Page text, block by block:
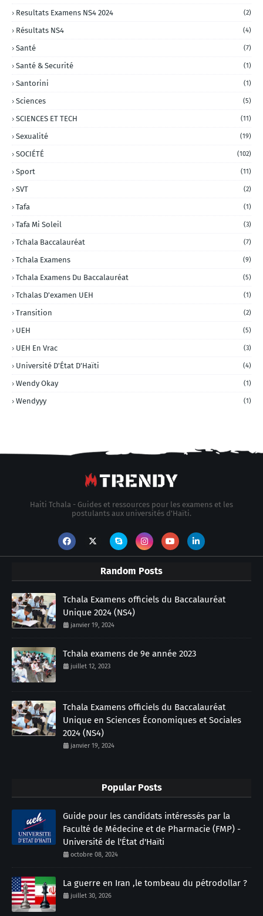
Resultats Examens NS4 2024 (2)
Résultats NS4 (4)
Santé (7)
Santé & Securité (1)
Santorini (1)
Sciences (5)
SCIENCES ET TECH (11)
Sexualité (19)
SOCIÉTÉ (102)
Sport (11)
SVT (2)
Tafa (1)
Tafa Mi Soleil (3)
Tchala Baccalauréat (7)
Tchala Examens (9)
Tchala Examens Du Baccalauréat (5)
Tchalas D'examen UEH (1)
Transition (2)
UEH (5)
UEH En Vrac (3)
Université D'État D'Haïti (4)
Wendy Okay (1)
Wendyyy (1)
Haiti Tchala - Guides et ressources pour les examens et les
postulants aux universités d'Haïti.
Random Posts
Tchala Examens officiels du Baccalauréat
Unique 2024 (NS4)
janvier 19, 2024
Tchala examens de 9e année 2023
juillet 12, 2023
Tchala Examens officiels du Baccalauréat
Unique en Sciences Économiques et Sociales
2024 (NS4)
janvier 19, 2024
Popular Posts
Guide pour les candidats intéressés par la
Faculté de Médecine et de Pharmacie (FMP) -
Université de l'État d'Haïti
octobre 08, 2024
La guerre en Iran ,le tombeau du pétrodollar ?
juillet 30, 2026